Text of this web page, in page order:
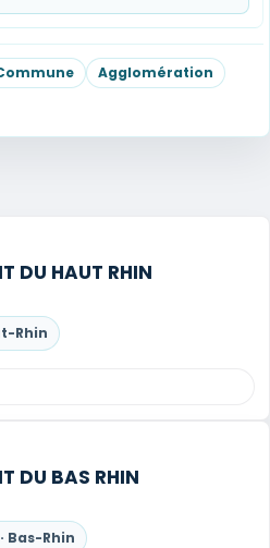
Agglomération
DU HAUT RHIN
Rhin
DU BAS RHIN
Bas-Rhin